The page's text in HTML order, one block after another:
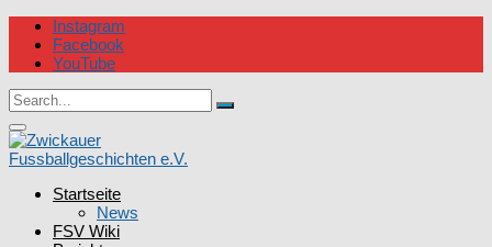
Skip
content
Instagram
Facebook
YouTube
Circular
focus
Search
for:
Search
focus
Zwickauer Fussballgeschichten e.V.
Startseite
News
FSV Wiki